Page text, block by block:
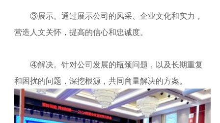
③展示。通过展示公司的风采、企业文化和实力，
营造人文关怀，提高的信心和忠诚度。
④解决。针对公司发展的瓶颈问题，以及长期重复
和困扰的问题，深挖根源，共同商量解决的方案。